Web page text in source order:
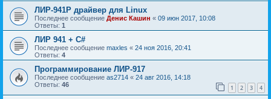
ЛИР-941Р драйвер для Linux
Последнее сообщение Денис Кашин « 09 июн 2017, 10:08
Ответы: 1
ЛИР 941 + С#
Последнее сообщение maxles « 24 ноя 2016, 20:41
Ответы: 4
Программирование ЛИР-917
Последнее сообщение as2714 « 24 авг 2016, 14:18
Ответы: 46 1 2 3 4